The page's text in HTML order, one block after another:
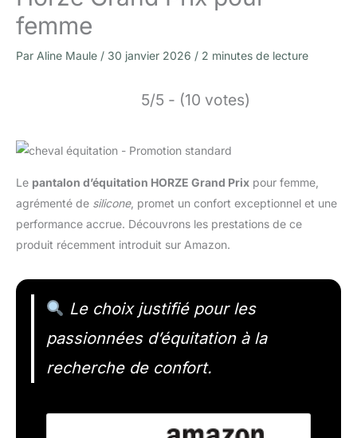
femme
Par Aline Maule / 30 janvier 2026 / 2 minutes de lecture
5/5 - (10 votes)
Le pantalon d’équitation HORZE Grand Prix pour femme,
agrémenté de silicone, promet un confort exceptionnel et une
performance accrue. Découvrons les prestations de ce
produit récemment introduit sur Amazon.
Le choix justifié pour les
passionnées d’équitation à la
recherche de confort.